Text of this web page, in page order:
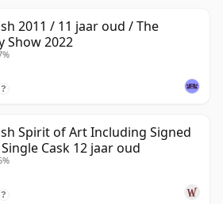
2011 / 11 jaar oud / The
Show 2022
?
Spirit of Art Including Signed
Cask 12 jaar oud
?